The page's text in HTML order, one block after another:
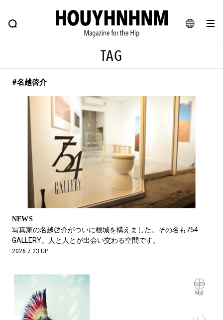
JA
FEATURE BLOG SNAP
ヒップなファッション、カルチャー、ライフスタイルWEBマガジン
#注目のタグ
#SHOPPING ADDICT #憧れの逸品
#ESSENTIAL DESIGNS
#NEW VINTAGE #マイナーグッド図鑑
#路地裏てぃーん。 #MONTHLY JOURNAL
#GH 銘品の所以 #フイナムのYouTube
#Commune H #FOCUS IT #AH.H
#ととけん #FASHION #MUSIC #MOVIE
#LIFESTYLE
#SPORTS #HANDSOME HANDBOOK
TAG
#名越啓介
NEWS
写真家の名越啓介がついに根城を構えました。その名も754
GALLERY。人と人とが出会い交わる空間です。
2026.7.23 UP